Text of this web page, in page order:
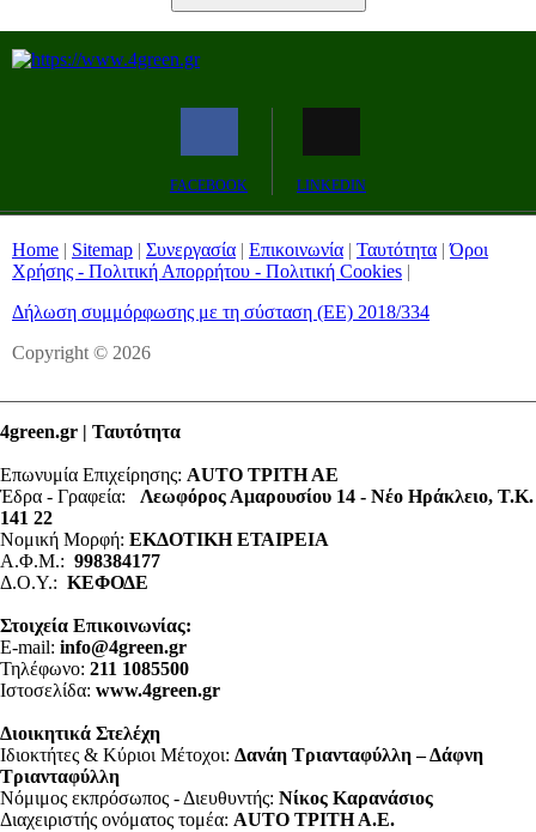
FACEBOOK LINKEDIN
Home Sitemap Συνεργασία Επικοινωνία Ταυτότητα |Όροι
Χρήσης - Πολιτική Απορρήτου - Πολιτική Cookies
Δήλωση συμμόρφωσης με τη σύσταση (ΕΕ) 2018/334
Copyright © 2026
4green.gr | Ταυτότητα
Επωνυμία Επιχείρησης: AUTO ΤΡΙΤΗ ΑΕ
Έδρα - Γραφεία: Λεωφόρος Αμαρουσίου 14 - Νέο Ηράκλειο, Τ.Κ.
141 22
Νομική Μορφή: ΕΚΔΟΤΙΚΗ ΕΤΑΙΡΕΙΑ
Α.Φ.Μ.: 998384177
Δ.Ο.Υ.: ΚΕΦΟΔΕ
Στοιχεία Επικοινωνίας:
E-mail: info@4green.gr
Τηλέφωνο: 211 1085500
Ιστοσελίδα: www.4green.gr
Διοικητικά Στελέχη
Ιδιοκτήτες & Κύριοι Μέτοχοι: Δανάη Τριανταφύλλη – Δάφνη
Τριανταφύλλη
Νόμιμος εκπρόσωπος - Διευθυντής: Νίκος Καρανάσιος
Διαχειριστής ονόματος τομέα: ΑUTO ΤΡΙΤΗ Α.Ε.